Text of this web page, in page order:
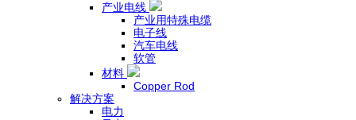
产业电线
产业用特殊电缆
电子线
汽车电线
软管
材料
Copper Rod
解决方案
电力